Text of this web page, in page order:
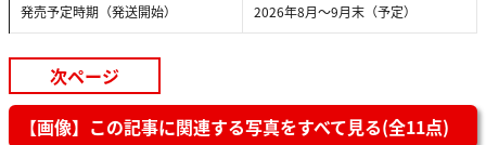
発売予定時期（発送開始） 2026年8月〜9月末（予定）
次ページ
【画像】この記事に関連する写真をすべて見る(全11点)